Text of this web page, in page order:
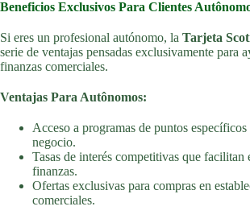
Beneficios Exclusivos Para Clientes
Si eres un profesional autónomo, la Tarjeta
serie de ventajas pensadas exclusivamente para
finanzas comerciales.
Ventajas Para Autônomos:
Acceso a programas de puntos
negocio.
Tasas de interés competitivas que facilitan
finanzas.
Ofertas exclusivas para compras en
comerciales.